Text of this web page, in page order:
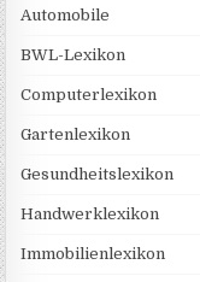
Automobile
BWL-Lexikon
Computerlexikon
Gartenlexikon
Gesundheitslexikon
Handwerklexikon
Immobilienlexikon